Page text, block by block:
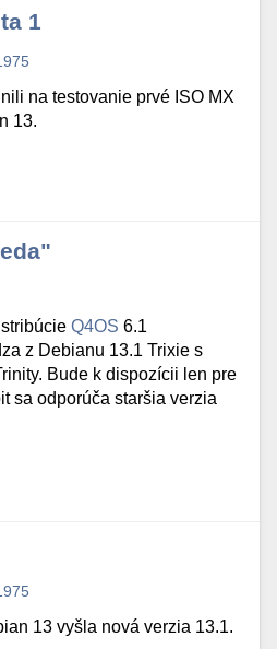
1
na testovanie prvé ISO MX
13.
Q4OS 6.1
z Debianu 13.1 Trixie s
Bude k dispozícii len pre
sa odporúča staršia verzia
13 vyšla nová verzia 13.1.